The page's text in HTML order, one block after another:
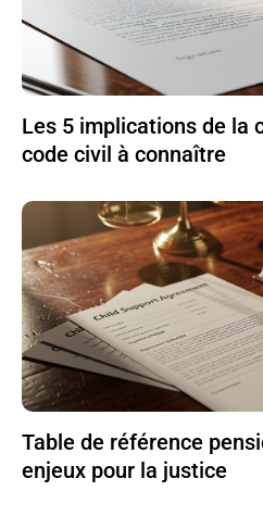
Les 5 implications de la
code civil à connaître
Table de référence
enjeux pour la justice